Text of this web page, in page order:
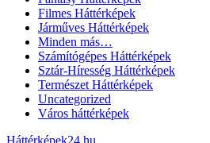
Filmes Háttérképek
Járműves Háttérképek
Minden más…
Számítógépes Háttérképek
Sztár-Híresség Háttérképek
Természet Háttérképek
Uncategorized
Város háttérképek
Háttérképek24.hu